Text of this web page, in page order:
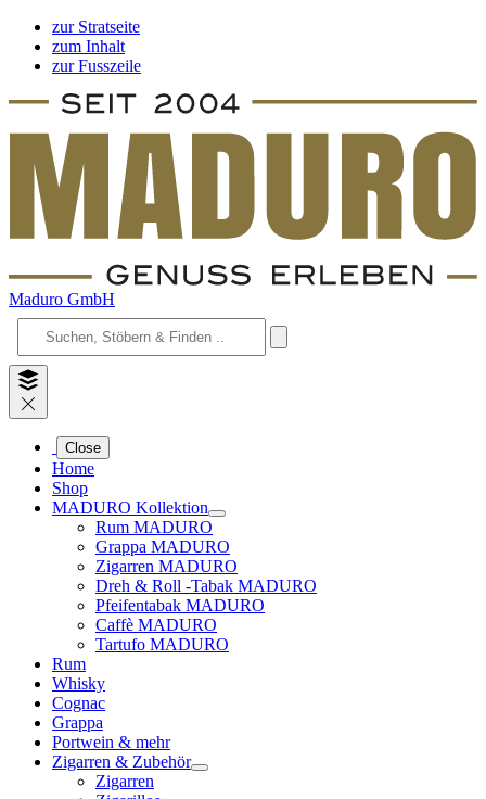
zur Stratseite
zum Inhalt
zur Fusszeile
Maduro GmbH
Close
Home
Shop
MADURO Kollektion
Rum MADURO
Grappa MADURO
Zigarren MADURO
Dreh & Roll -Tabak MADURO
Pfeifentabak MADURO
Caffè MADURO
Tartufo MADURO
Rum
Whisky
Cognac
Grappa
Portwein & mehr
Zigarren & Zubehör
Zigarren